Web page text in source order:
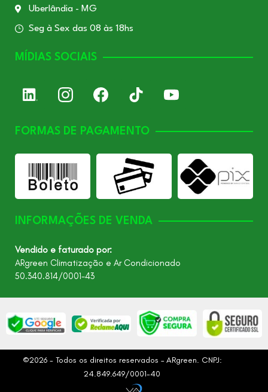
Uberlândia - MG
Seg à Sex das 08 às 18hs
MÍDIAS SOCIAIS
FORMAS DE PAGAMENTO
INFORMAÇÕES DE VENDA
Vendido e faturado por:
ARgreen Climatização e Ar Condicionado
50.340.814/0001-43
©2026 - Todos os direitos reservados – ARgreen. CNPJ:
24.849.649/0001-40